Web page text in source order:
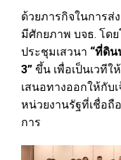
ด้วยภารกิจในการส่
มีศักยภาพ บจธ. โด
ประชุมเสวนา “ที่ดิน
3” ขึ้น เพื่อเป็นเวทีใ
เสนอทางออกให้กับ
หน่วยงานรัฐที่เชื่อถื
การ